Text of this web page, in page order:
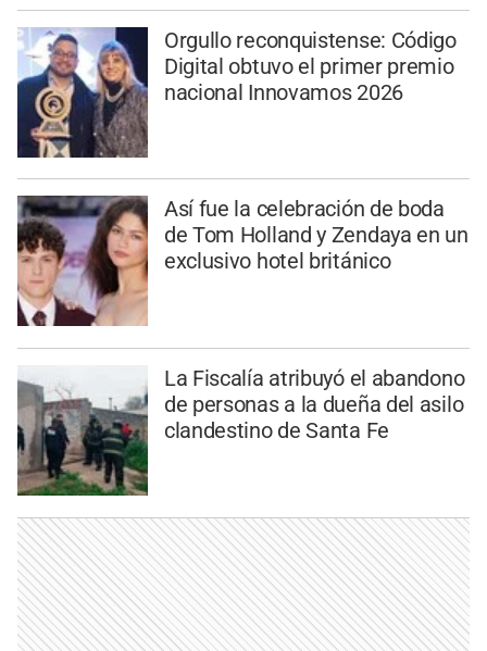
Orgullo reconquistense: Código
Digital obtuvo el primer premio
nacional Innovamos 2026
Así fue la celebración de boda
de Tom Holland y Zendaya en un
exclusivo hotel británico
La Fiscalía atribuyó el abandono
de personas a la dueña del asilo
clandestino de Santa Fe